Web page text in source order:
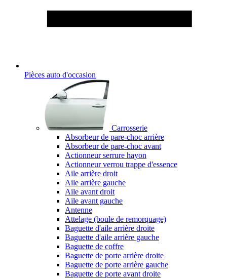
Pièces auto d'occasion
Carrosserie
Absorbeur de pare-choc arrière
Absorbeur de pare-choc avant
Actionneur serrure hayon
Actionneur verrou trappe d'essence
Aile arrière droit
Aile arrière gauche
Aile avant droit
Aile avant gauche
Antenne
Attelage (boule de remorquage)
Baguette d'aile arrière droite
Baguette d'aile arrière gauche
Baguette de coffre
Baguette de porte arrière droite
Baguette de porte arrière gauche
Baguette de porte avant droite